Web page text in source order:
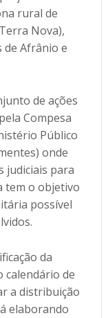
rural de
Nova),
de Afrânio e
de ações
Compesa
Público
onde
judiciais para
tem o objetivo
possível
da
calendário de
a distribuição
elaborando